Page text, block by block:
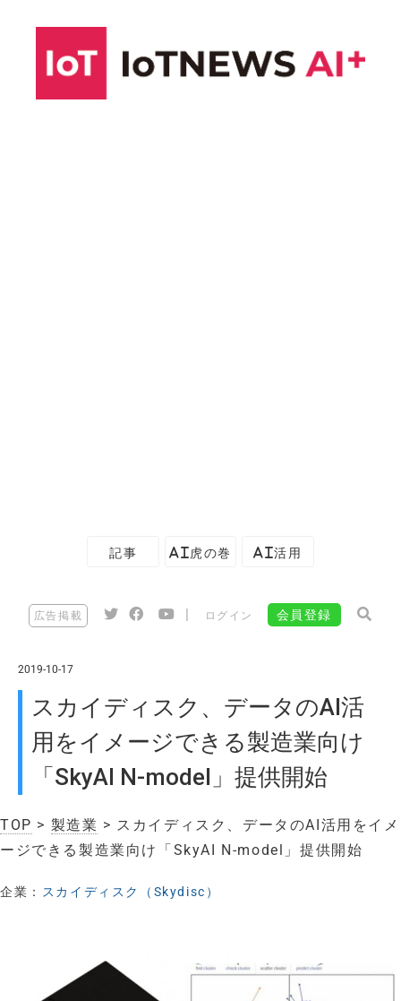
記事 AI虎の巻 AI活用
広告掲載 ログイン 会員登録
2019-10-17
スカイディスク、データのAI活
用をイメージできる製造業向け
「SkyAI N-model」提供開始
TOP > 製造業 > スカイディスク、データのAI活用をイメ
ージできる製造業向け「SkyAI N-model」提供開始
企業： スカイディスク（Skydisc）